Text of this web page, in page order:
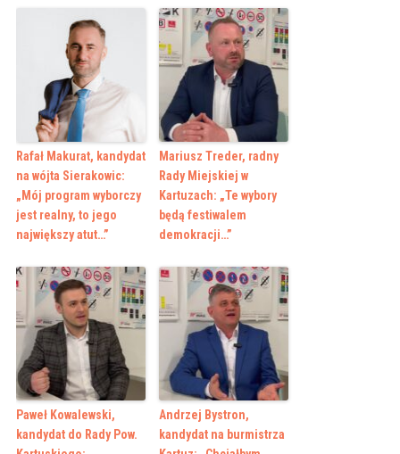
Rafał Makurat, kandydat
na wójta Sierakowic:
„Mój program wyborczy
jest realny, to jego
największy atut…”
Mariusz Treder, radny
Rady Miejskiej w
Kartuzach: „Te wybory
będą festiwalem
demokracji…”
Paweł Kowalewski,
kandydat do Rady Pow.
Andrzej Bystron,
kandydat na burmistrza